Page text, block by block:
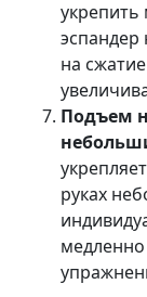
на
Подъем
руках